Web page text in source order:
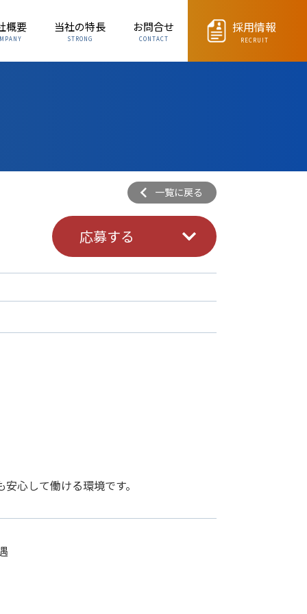
概要 当社の特長
STRONG
お問合せ
CONTACT
採用情報
RECRUIT
一覧に戻る
応募する
心して働ける環境です。